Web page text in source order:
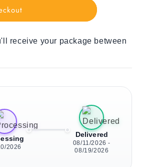
receive your package between
2026
Delivered
08/11/2026 -
08/19/2026